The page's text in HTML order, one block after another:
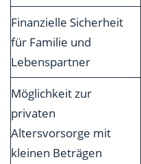
Finanzielle Sicherheit
für Familie und
Lebenspartner
Möglichkeit zur
privaten
Altersvorsorge mit
kleinen Beträgen